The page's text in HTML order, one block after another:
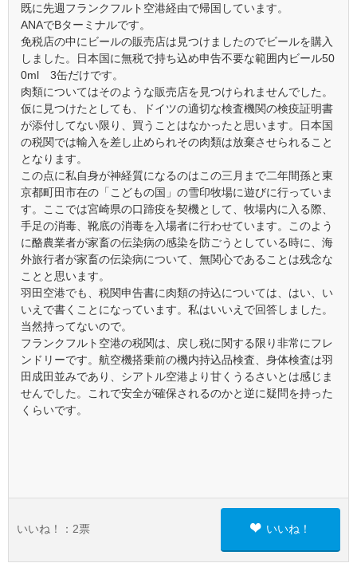
既に先週フランクフルト空港経由で帰国しています。
ANAでBターミナルです。
免税店の中にビールの販売店は見つけましたのでビールを購入
しました。日本国に無税で持ち込め申告不要な範囲内ビール50
0ml 3缶だけです。
肉類についてはそのような販売店を見つけられませんでした。
仮に見つけたとしても、ドイツの適切な検査機関の検疫証明書
が添付してない限り、買うことはなかったと思います。日本国
の税関では輸入を差し止められその肉類は放棄させられること
となります。
この点に私自身が神経質になるのはこの三月まで二年間孫と東
京都町田市在の「こどもの国」の雪印牧場に遊びに行っていま
す。ここでは宮崎県の口蹄疫を契機として、牧場内に入る際、
手足の消毒、靴底の消毒を入場者に行わせています。このよう
に酪農業者が家畜の伝染病の感染を防ごうとしている時に、海
外旅行者が家畜の伝染病について、無関心であることは残念な
ことと思います。
羽田空港でも、税関申告書に肉類の持込については、はい、い
いえで書くことになっています。私はいいえで回答しました。
当然持ってないので。
フランクフルト空港の税関は、戻し税に関する限り非常にフレ
ンドリーです。航空機搭乗前の機内持込品検査、身体検査は羽
田成田並みであり、シアトル空港より甘くうるさいとは感じま
せんでした。これで安全が確保されるのかと逆に疑問を持った
くらいです。
いいね！： 2票 いいね！